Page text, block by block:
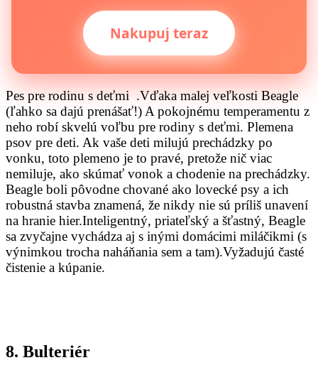
Nakupuj teraz
Pes pre rodinu s deťmi .Vďaka malej veľkosti Beagle
(ľahko sa dajú prenášať!) A pokojnému temperamentu z
neho robí skvelú voľbu pre rodiny s deťmi. Plemena
psov pre deti. Ak vaše deti milujú prechádzky po
vonku, toto plemeno je to pravé, pretože nič viac
nemiluje, ako skúmať vonok a chodenie na prechádzky.
Beagle boli pôvodne chované ako lovecké psy a ich
robustná stavba znamená, že nikdy nie sú príliš unavení
na hranie hier.Inteligentný, priateľský a šťastný, Beagle
sa zvyčajne vychádza aj s inými domácimi miláčikmi (s
výnimkou trocha naháňania sem a tam).Vyžadujú časté
čistenie a kúpanie.
8. Bulteriér